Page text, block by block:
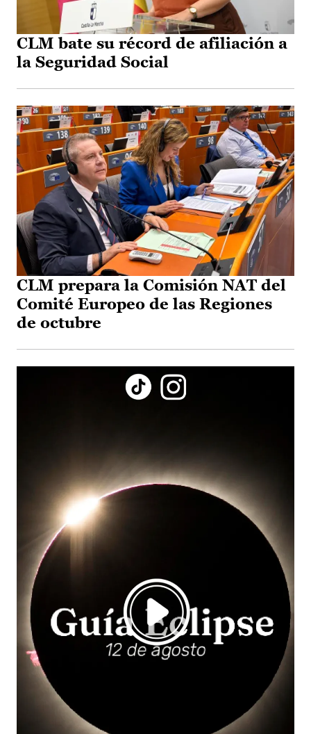
CLM bate su récord de afiliación a
la Seguridad Social
CLM prepara la Comisión NAT del
Comité Europeo de las Regiones
de octubre